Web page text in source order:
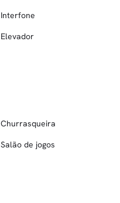
Interfone
Elevador
Churrasqueira
Salão de jogos